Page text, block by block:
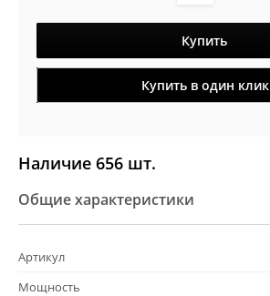
Купить в один клик
Купить
Наличие 656 шт.
Общие характеристики
Артикул
Мощность